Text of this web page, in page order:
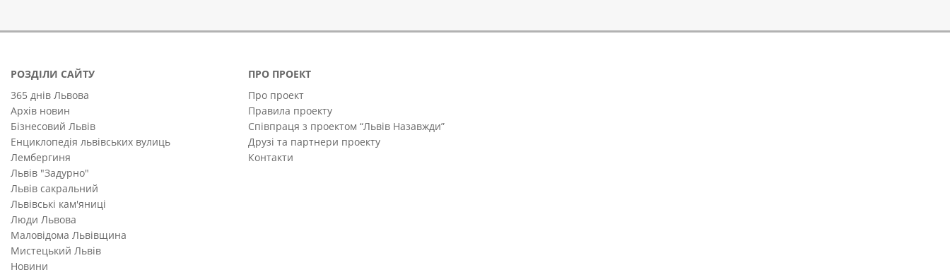
РОЗДІЛИ САЙТУ
365 днів Львова
Архів новин
Бізнесовий Львів
Енциклопедія львівських вулиць
Лембергиня
Львів "Задурно"
Львів сакральний
Львівські кам'яниці
Люди Львова
Маловідома Львівщина
Мистецький Львів
Новини
ПРО ПРОЕКТ
Про проект
Правила проекту
Співпраця з проектом “Львів Назавжди”
Друзі та партнери проекту
Контакти